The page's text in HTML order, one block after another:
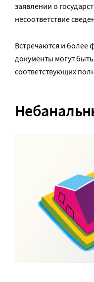
заявлении о
несоответствие
Встречаются и более
документы могут
соответствующих